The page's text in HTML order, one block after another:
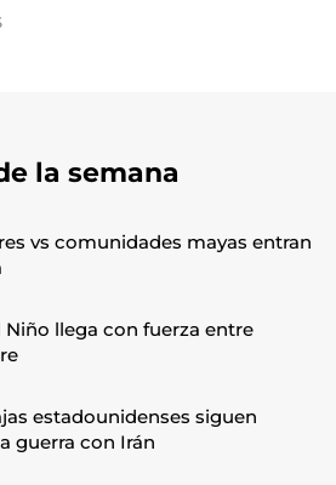
la semana
vs comunidades mayas entran
Niño llega con fuerza entre
estadounidenses siguen
guerra con Irán